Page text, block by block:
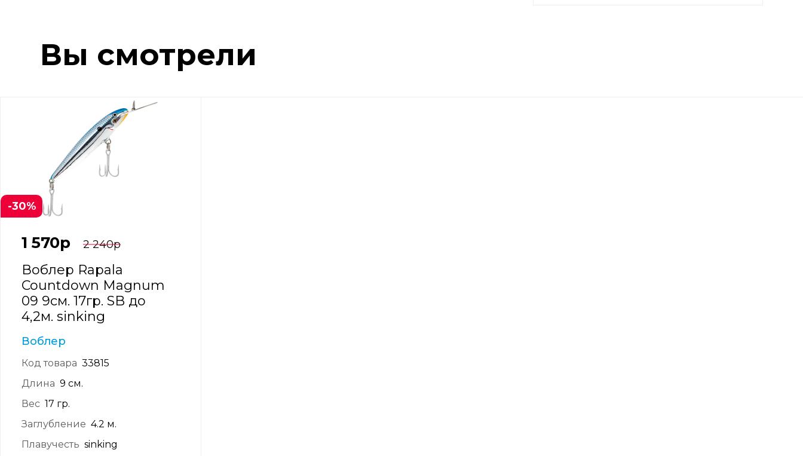
Вы смотрели
-30%
1 570р 2 240р
Воблер Rapala
Countdown Magnum
09 9см. 17гр. SB до
4,2м. sinking
Воблер
Код товара 33815
Длина 9 см.
Вес 17 гр.
Заглубление 4.2 м.
Плавучесть sinking